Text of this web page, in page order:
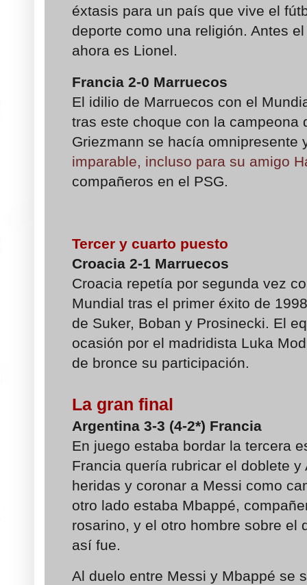
éxtasis para un país que vive el
deporte como una religión. Antes
ahora es Lionel.
Francia 2-0 Marruecos
El idilio de Marruecos con el
tras este choque con la campeona
Griezmann se hacía omnipresente
imparable, incluso para su amigo
compañeros en el PSG.
Tercer y cuarto puesto
Croacia 2-1 Marruecos
Croacia repetía por segunda vez
Mundial tras el primer éxito de
de Suker, Boban y Prosinecki. El
ocasión por el madridista Luka
de bronce su participación.
La gran final
Argentina 3-3 (4-2*) Francia
En juego estaba bordar la tercera
Francia quería rubricar el doblete
heridas y coronar a Messi como
otro lado estaba Mbappé,
rosarino, y el otro hombre sobre el
así fue.
Al duelo entre Messi y Mbappé se